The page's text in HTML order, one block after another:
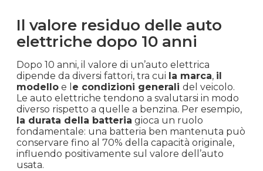
Il valore residuo delle auto
elettriche dopo 10 anni
Dopo 10 anni, il valore di un’auto elettrica
dipende da diversi fattori, tra cui la marca, il
modello e l e condizioni generali del veicolo.
Le auto elettriche tendono a svalutarsi in modo
diverso rispetto a quelle a benzina. Per esempio,
la durata della batteria gioca un ruolo
fondamentale: una batteria ben mantenuta può
conservare fino al 70% della capacità originale,
influendo positivamente sul valore dell’auto
usata.